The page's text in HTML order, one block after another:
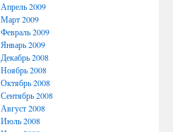
Апрель 2009
Март 2009
Февраль 2009
Январь 2009
Декабрь 2008
Ноябрь 2008
Октябрь 2008
Сентябрь 2008
Август 2008
Июль 2008